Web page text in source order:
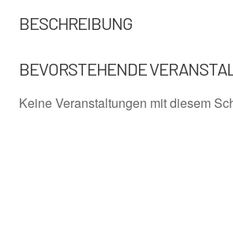
BESCHREIBUNG
BEVORSTEHENDE
Keine Veranstaltungen mit diesem